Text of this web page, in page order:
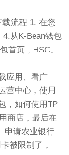
流程 1. 在您
4.从K-Bean钱包
首页，HSC。
应用、看广
营中心，使用
，如何使用TP
商店，最后在
申请农业银行
被限制了，